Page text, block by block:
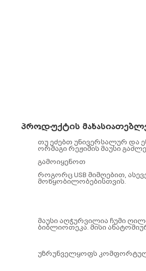
პროდუქტის
თუ ეძებთ უნივერსალურ და
ორმაგი რეჟიმის მაუსი
გამოიყენოთ
როგორც USB მიმღებით,
მოწყობილობებისთვის.
მაუსი აღჭურვილია ჩუმი
ბიბლიოთეკა. მისი
უზრუნველყოფს კომფორტულ